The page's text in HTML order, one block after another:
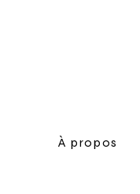
À propos